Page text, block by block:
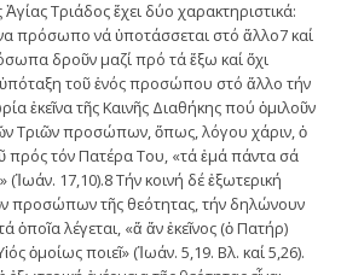
Τριάδος ἔχει δύο χαρακτηριστικά:
πρόσωπο νά ὑποτάσσεται στό ἄλλο7 καί
δροῦν μαζί πρό τά ἔξω καί ὄχι
τοῦ ἑνός προσώπου στό ἄλλο τήν
ἐκεῖνα τῆς Καινῆς Διαθήκης πού ὁμιλοῦν
Τριῶν προσώπων, ὅπως, λόγου χάριν, ὁ
πρός τόν Πατέρα Του, «τά ἐμά πάντα σά
(Ἰωάν. 17,10).8 Τήν κοινή δέ ἐξωτερική
προσώπων τῆς θεότητας, τήν δηλώνουν
ὁποῖα λέγεται, «ἅ ἄν ἐκεῖνος (ὁ Πατήρ)
ὁμοίως ποιεῖ» (Ἰωάν. 5,19. Βλ. καί 5,26).